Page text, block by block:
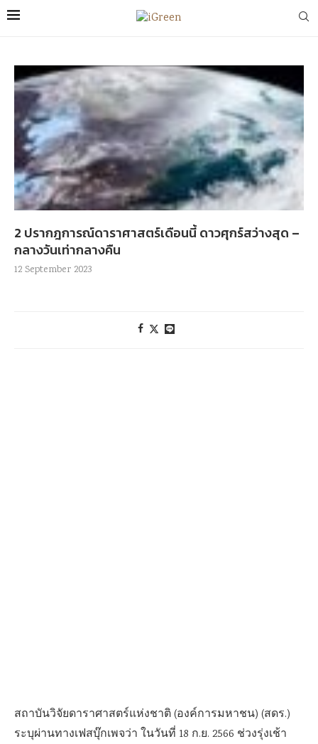
2 ปรากฎการณ์ดาราศาสตร์เดือนนี้ ดาวศุกร์สว่างสุด –
กลางวันเท่ากลางคืน
12 September 2023
สถาบันวิจัยดาราศาสตร์แห่งชาติ (องค์การมหาชน) (สดร.)
ระบุผ่านทางเฟสบุ๊กเพจว่า ในวันที่ 18 ก.ย. 2566 ช่วงรุ่งเช้า